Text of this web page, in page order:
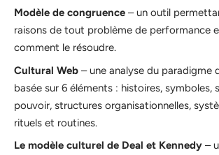
Modèle de congruence – un outil
raisons de tout problème de performance
comment le résoudre.
Cultural Web – une analyse du paradigme
basée sur 6 éléments : histoires, symboles,
pouvoir, structures organisationnelles,
rituels et routines.
Le modèle culturel de Deal et Kennedy –